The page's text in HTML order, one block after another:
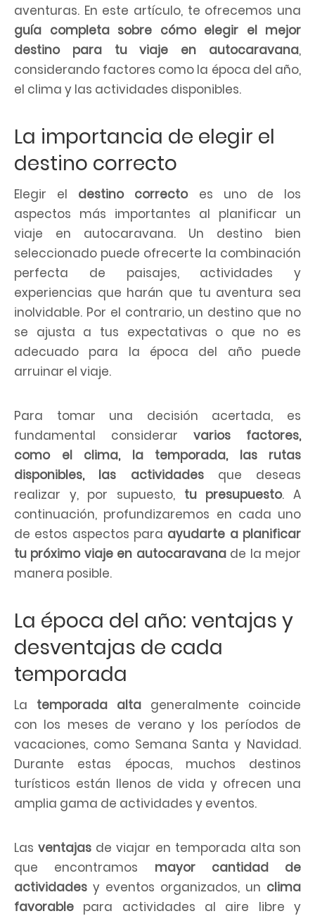
aventuras. En este artículo, te ofrecemos una
guía completa sobre cómo elegir el mejor
destino para tu viaje en autocaravana,
considerando factores como la época del año,
el clima y las actividades disponibles.
La importancia de elegir el
destino correcto
Elegir el destino correctoes uno de los
aspectos más importantes al planificar un
viaje en autocaravana. Un destino bien
seleccionado puede ofrecerte la combinación
perfecta de paisajes, actividades y
experiencias que harán que tu aventura sea
inolvidable. Por el contrario, un destino que no
se ajusta a tus expectativas o que no es
adecuado para la época del año puede
arruinar el viaje.
Para tomar una decisión acertada, es
fundamental considerar varios factores,
como el clima, la temporada, las rutas
disponibles, las actividadesque deseas
realizar y, por supuesto, tu presupuesto. A
continuación, profundizaremos en cada uno
de estos aspectos para ayudarte a planificar
tu próximo viaje en autocaravanade la mejor
manera posible.
La época del año: ventajas y
desventajas de cada
temporada
La temporada alta generalmente coincide
con los meses de verano y los períodos de
vacaciones, como Semana Santa y Navidad.
Durante estas épocas, muchos destinos
turísticos están llenos de vida y ofrecen una
amplia gama de actividades y eventos.
Lasventajas de viajar en temporada alta son
que encontramos mayor cantidad de
actividades y eventos organizados, un clima
favorable para actividades al aire libre y